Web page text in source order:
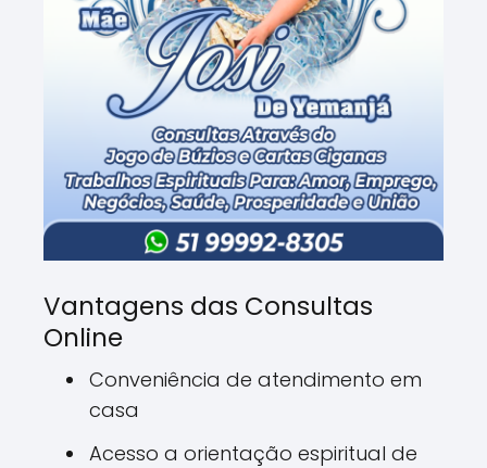
Vantagens das Consultas
Online
Conveniência de atendimento em
casa
Acesso a orientação espiritual de